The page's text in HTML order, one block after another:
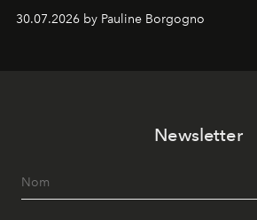
Chemistry Eau de Parfum.
30.07.2026 by Pauline Borgogno
Newsletter